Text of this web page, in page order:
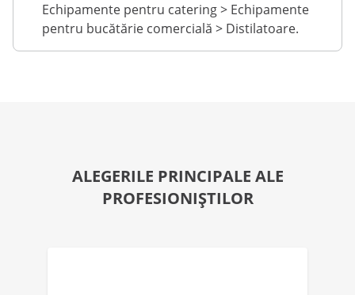
Echipamente pentru catering > Echipamente
pentru bucătărie comercială > Distilatoare.
ALEGERILE PRINCIPALE ALE
PROFESIONIȘTILOR